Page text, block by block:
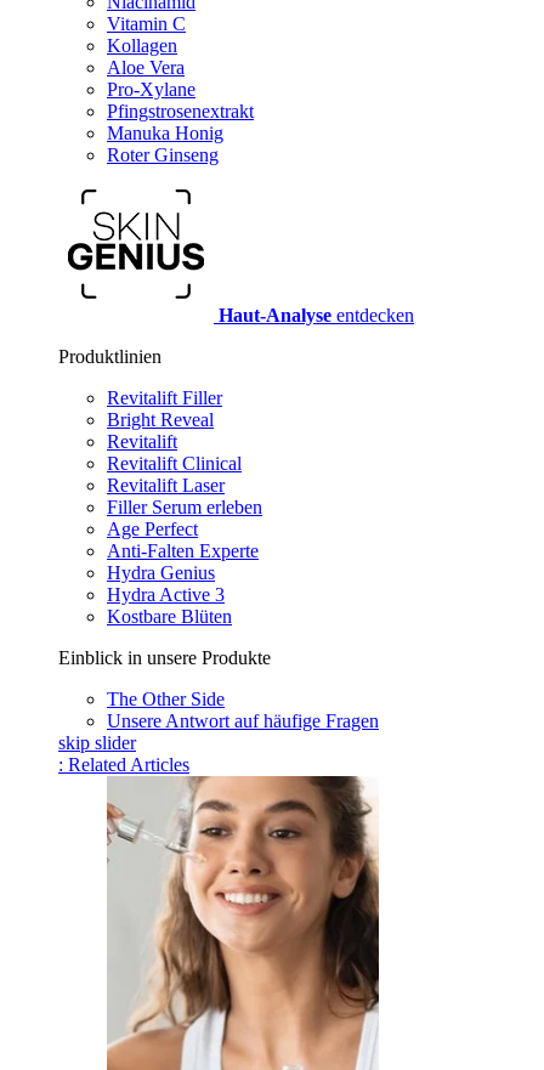
Vitamin C
Kollagen
Aloe Vera
Pro-Xylane
Pfingstrosenextrakt
Manuka Honig
Roter Ginseng
Haut-Analyse entdecken
Produktlinien
Revitalift Filler
Bright Reveal
Revitalift
Revitalift Clinical
Revitalift Laser
Filler Serum erleben
Age Perfect
Anti-Falten Experte
Hydra Genius
Hydra Active 3
Kostbare Blüten
Einblick in unsere Produkte
The Other Side
Unsere Antwort auf häufige Fragen
skip slider
: Related Articles